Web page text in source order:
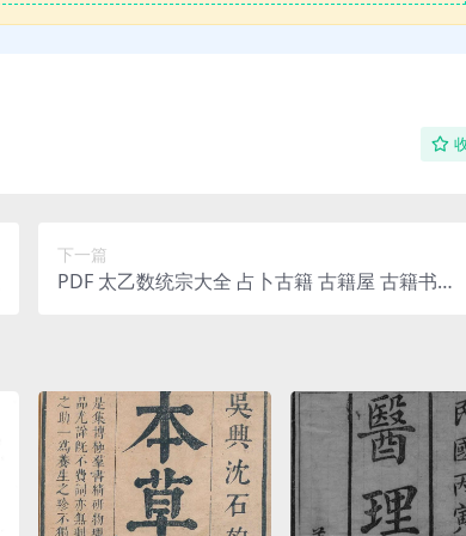
下一篇
PDF 太乙数统宗大全 占卜古籍 古籍屋 古籍书阁